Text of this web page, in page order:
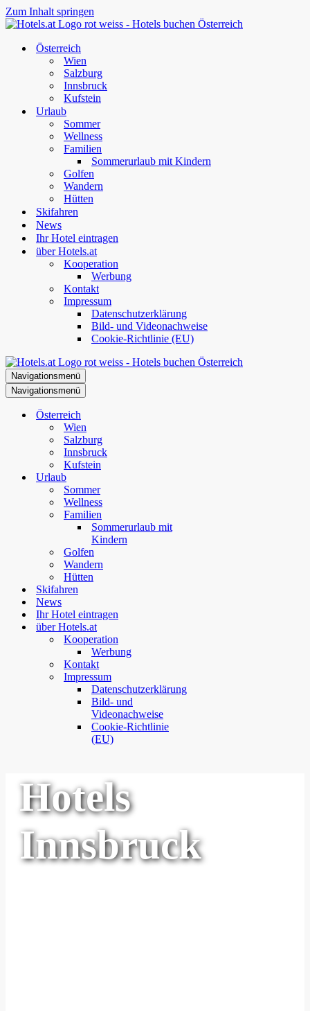
Zum Inhalt springen
Österreich
Wien
Salzburg
Innsbruck
Kufstein
Urlaub
Sommer
Wellness
Familien
Sommerurlaub mit Kindern
Golfen
Wandern
Hütten
Skifahren
News
Ihr Hotel eintragen
über Hotels.at
Kooperation
Werbung
Kontakt
Impressum
Datenschutzerklärung
Bild- und Videonachweise
Cookie-Richtlinie (EU)
Navigationsmenü
Navigationsmenü
Österreich
Wien
Salzburg
Innsbruck
Kufstein
Urlaub
Sommer
Wellness
Familien
Sommerurlaub mit
Kindern
Golfen
Wandern
Hütten
Skifahren
News
Ihr Hotel eintragen
über Hotels.at
Kooperation
Werbung
Kontakt
Impressum
Datenschutzerklärung
Bild- und
Videonachweise
Cookie-Richtlinie
(EU)
Hotels
Innsbruck